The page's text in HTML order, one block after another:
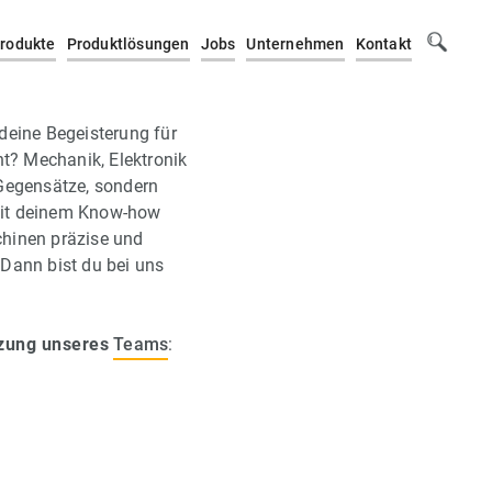
Produktlösungen Jobs Unternehmen Kontakt
Begeisterung für
Mechanik, Elektronik
sondern
deinem Know-how
präzise und
bist du bei uns
unseres Teams: